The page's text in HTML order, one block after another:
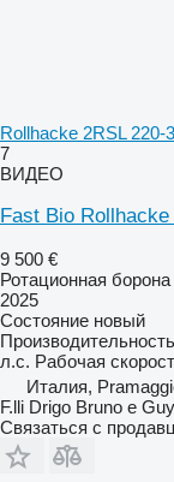
Rollhacke 2RSL 220-
7
ВИДЕО
Fast Bio Rollhacke
9 500 €
Ротационная борона
2025
Состояние новый
Производительность
л.с. Рабочая
Италия,
F.lli Drigo Bruno e
Связаться с